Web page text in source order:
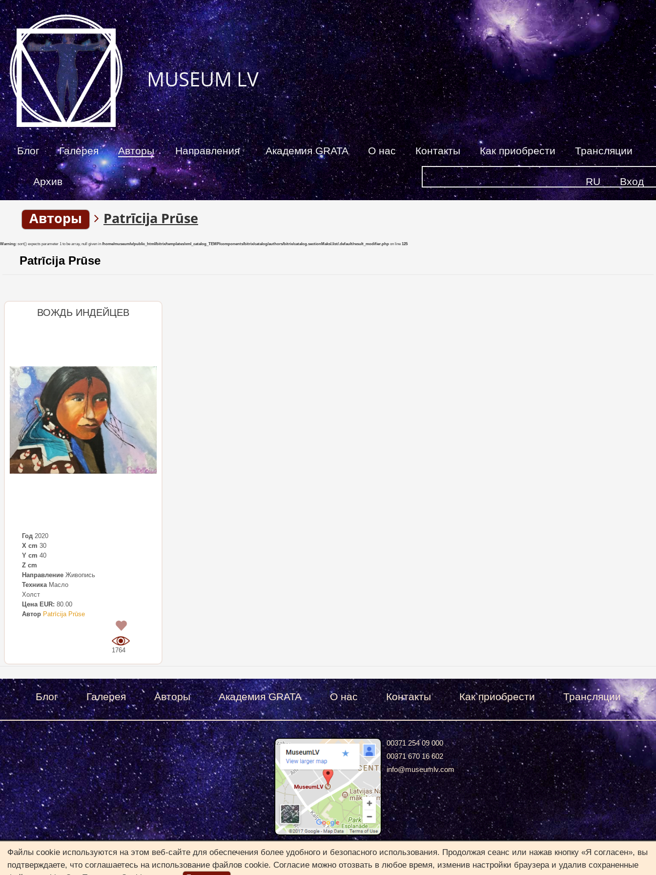
Файлы cookie используются на этом веб-сайте для обеспечения более удобного и безопасного использования. Продолжая сеанс или нажав кнопку «Я согласен», вы
подтверждаете, что соглашаетесь на использование файлов cookie. Согласие можно отозвать в любое время, изменив настройки браузера и удалив сохраненные
Блог Галерея Авторы Направления Академия GRATA О нас Контакты Как приобрести Трансляции
Архив Вход
RU
MUSEUM LV
Авторы Patrīcija Prūse
Warning: sort() expects parameter 1 to be array, null given in /home/museumlv/public_html/bitrix/templates/xml_catalog_TEMP/components/bitrix/catalog/authors/bitrix/catalog.sectionMaksl.list/.default/result_modifier.php on line 125
Patrīcija Prūse
ВОЖДЬ ИНДЕЙЦЕВ
Год 2020
X cm 30
Y cm 40
Z cm
Направление Живопись
Техника Масло
Холст
Цена EUR: 80.00
Автор Patrīcija Prūse
1764
Блог Галерея Авторы Академия GRATA О нас Контакты Как приобрести Трансляции
00371 254 09 000
00371 670 16 602
info@museumlv.com
2022 © Copyright MuseumLV. All rights Reserved
|||